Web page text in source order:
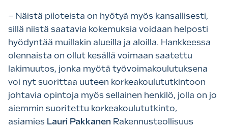
– Näistä piloteista on hyötyä myös kansallisesti,
sillä niistä saatavia kokemuksia voidaan helposti
hyödyntää muillakin alueilla ja aloilla. Hankkeessa
olennaista on ollut kesällä voimaan saatettu
lakimuutos, jonka myötä työvoimakoulutuksena
voi nyt suorittaa uuteen korkeakoulututkintoon
johtavia opintoja myös sellainen henkilö, jolla on jo
aiemmin suoritettu korkeakoulututkinto,
asiamies Lauri Pakkanen Rakennusteollisuus